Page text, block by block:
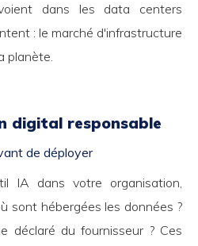
dans les data centers
: le marché d'infrastructure
planète.
digital responsable
de déployer
IA dans votre organisation,
sont hébergées les données ?
déclaré du fournisseur ? Ces